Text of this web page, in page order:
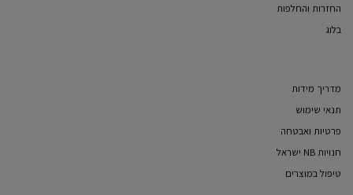
החזרות והחלפות
בלוג
מדריך מידות
תנאי שימוש
פרטיות ואבטחה
חנויות NB ישראל
טיפול במוצרים